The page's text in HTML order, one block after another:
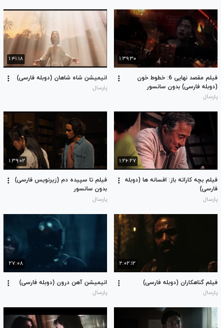
۱:۳۹:۳۰
فیلم مقصد نهایی 6: خطوط خون
(دوبله فارسی) بدون سانسور
پارسال
۱:۴۱:۱۸
انیمیشن شاه شاهان (دوبله فارسی)
پارسال
۱:۲۶:۲۷
فیلم بچه کاراته باز: افسانه ها (دوبله
فارسی)
پارسال
۱:۳۹:۰۲
فیلم تا سپیده‌ دم (زیرنویس فارسی)
بدون سانسور
پارسال
۲:۰۲:۱۲
فیلم گناهکاران (دوبله فارسی)
پارسال
۲۷:۰۸
انیمیشن آهن درون (دوبله فارسی)
پارسال